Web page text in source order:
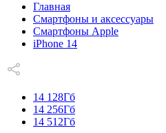
Главная
Смартфоны и аксессуары
Смартфоны Apple
iPhone 14
14 128Гб
14 256Гб
14 512Гб